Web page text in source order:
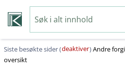
Siste besøkte sider (deaktiver)Andre
oversikt